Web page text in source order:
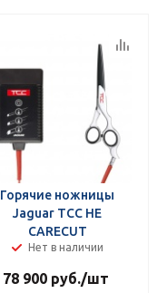
Горячие ножницы
Jaguar TCС HE
CARECUT
Нет в наличии
78 900руб./шт